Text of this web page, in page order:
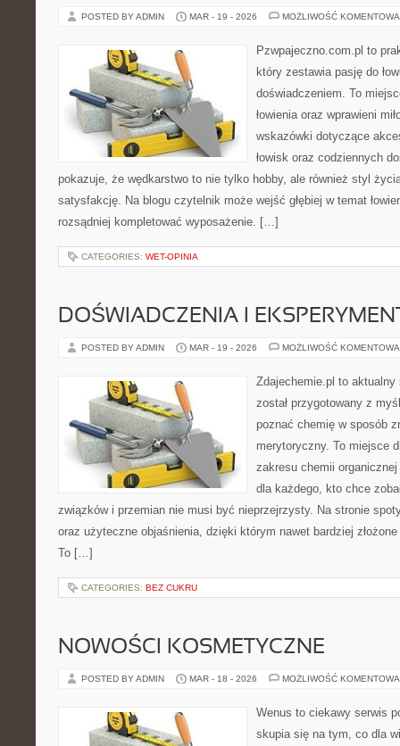
POSTED BY ADMIN MAR - 19 - 2026 MOŻLIWOŚĆ
Pzwpajeczno.com.pl to
który zestawia pasję do
doświadczeniem. To
łowienia oraz wprawieni
wskazówki dotyczące
łowisk oraz codziennych
pokazuje, że wędkarstwo to nie tylko hobby, ale również styl
satysfakcję. Na blogu czytelnik może wejść głębiej w temat
rozsądniej kompletować wyposażenie. […]
CATEGORIES: WET-OPINIA
DOŚWIADCZENIA I
POSTED BY ADMIN MAR - 19 - 2026 MOŻLIWOŚĆ
Zdajechemie.pl to
został przygotowany z
poznać chemię w sposób
merytoryczny. To miejsce
zakresu chemii
dla każdego, kto chce
związków i przemian nie musi być nieprzejrzysty. Na stronie
oraz użyteczne objaśnienia, dzięki którym nawet bardziej
To […]
CATEGORIES: BEZ CUKRU
NOWOŚCI KOSMETYCZNE
POSTED BY ADMIN MAR - 18 - 2026 MOŻLIWOŚĆ
Wenus to ciekawy serwis
skupia się na tym, co dla